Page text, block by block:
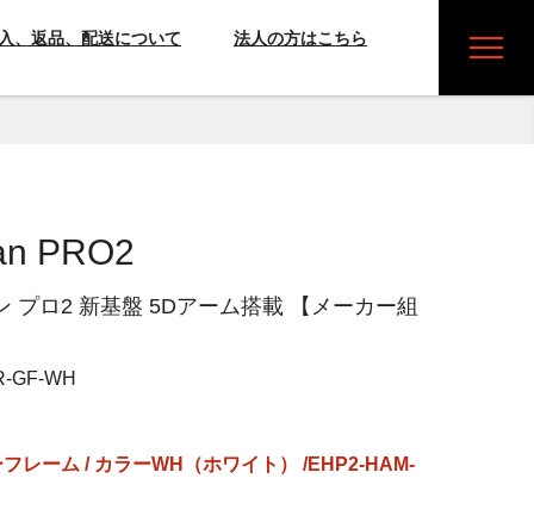
、返品、配送について 法人の方はこちら
PRO2
プロ2 新基盤 5Dアーム搭載 【メーカー組
GF-WH
レーム / カラーWH（ホワイト） /EHP2-HAM-